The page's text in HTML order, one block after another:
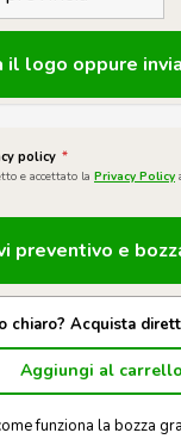
il logo oppure
policy *
e accettato la Privacy Policy
chiaro? Acquista
Aggiungi al carrello
funziona la bozza